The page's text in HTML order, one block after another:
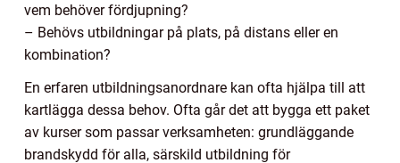
vem behöver fördjupning?
– Behövs utbildningar på plats, på distans eller en
kombination?
En erfaren utbildningsanordnare kan ofta hjälpa till att
kartlägga dessa behov. Ofta går det att bygga ett paket
av kurser som passar verksamheten: grundläggande
brandskydd för alla, särskild utbildning för